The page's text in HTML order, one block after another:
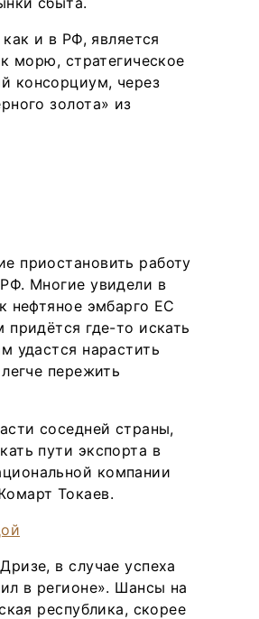
и в РФ, является
морю, стратегическое
консорциум, через
золота» из
приостановить работу
Многие увидели в
нефтяное эмбарго ЕС
где-то искать
удастся нарастить
пережить
соседней страны,
пути экспорта в
компании
Токаев.
в случае успеха
в регионе». Шансы на
республика, скорее